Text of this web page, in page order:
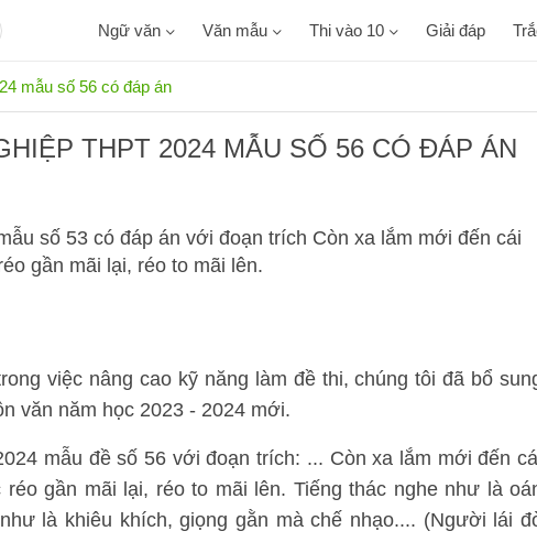
Ngữ văn Văn mẫu Thi vào 10 Giải đáp
mẫu số 56 có đáp án
THPT 2024 MẪU SỐ 56 CÓ ĐÁP ÁN
số 53 có đáp án với đoạn trích Còn xa lắm mới đến cái
gần mãi lại, réo to mãi lên.
việc nâng cao kỹ năng làm đề thi, chúng tôi đã bổ
văn năm học 2023 - 2024 mới.
mẫu đề số 56 với đoạn trích: ... Còn xa lắm mới đến
gần mãi lại, réo to mãi lên. Tiếng thác nghe như là
là khiêu khích, giọng gằn mà chế nhạo.... (Người lái